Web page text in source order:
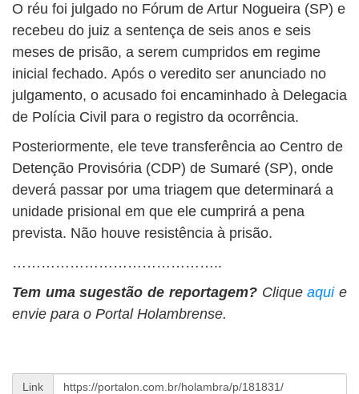
O réu foi julgado no Fórum de Artur Nogueira (SP) e
recebeu do juiz a sentença de seis anos e seis
meses de prisão, a serem cumpridos em regime
inicial fechado. Após o veredito ser anunciado no
julgamento, o acusado foi encaminhado à Delegacia
de Polícia Civil para o registro da ocorrência.
Posteriormente, ele teve transferência ao Centro de
Detenção Provisória (CDP) de Sumaré (SP), onde
deverá passar por uma triagem que determinará a
unidade prisional em que ele cumprirá a pena
prevista. Não houve resistência à prisão.
……………………………………..
Tem uma sugestão de reportagem?Cliqueaquie
envie para o Portal Holambrense.
Link